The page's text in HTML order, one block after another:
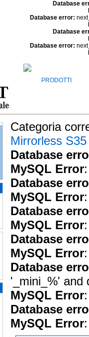
Database
Database error:
Database
Database error:
PRODOTTI
Categoria
Mirrorless S35
Database
MySQL Error
Database
MySQL Error
Database
MySQL Error
Database
MySQL Error
Database
'_mini_%' and
MySQL Error
Database
MySQL Error